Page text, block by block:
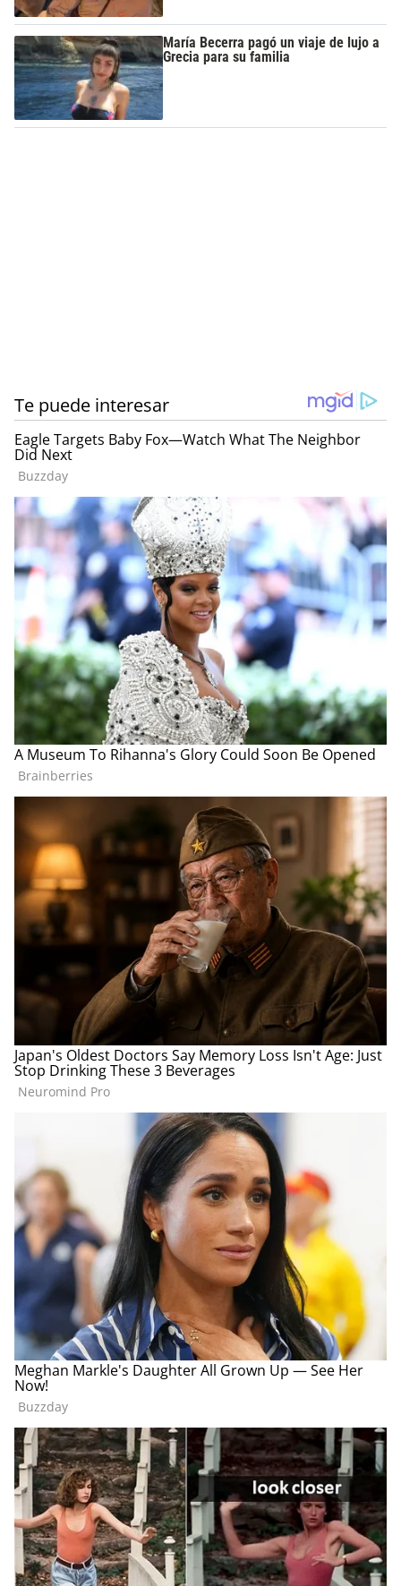
María Becerra pagó un viaje de lujo a
Grecia para su familia